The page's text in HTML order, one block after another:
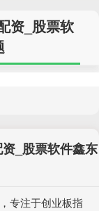
资_股票软
_股票软件鑫东
专注于创业板指